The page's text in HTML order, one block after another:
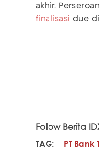
akhir.
finalisasi due
Follow Berita
TAG: PT